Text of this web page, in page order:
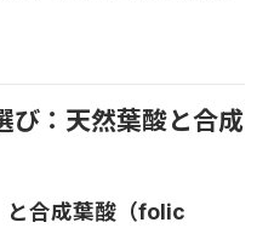
び：天然葉酸と合成
合成葉酸（folic